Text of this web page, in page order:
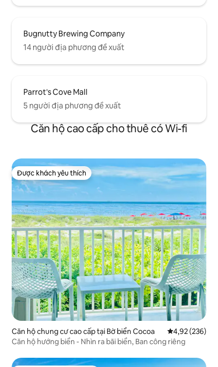
Bugnutty Brewing Company
14 người địa phương đề xuất
Parrot's Cove Mall
5 người địa phương đề xuất
Căn hộ cao cấp cho thuê có Wi-fi
Được khách yêu thích
Được khách yêu thích
Căn hộ chung cư cao cấp tại Bờ biển Cocoa Xếp hạng
4,92 (236)
Căn hộ hướng biển - Nhìn ra bãi biển, Ban công riêng